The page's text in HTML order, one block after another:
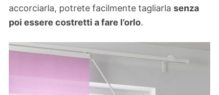
accorciarla, potrete facilmente tagliarla senza
poi essere costretti a fare l’orlo.